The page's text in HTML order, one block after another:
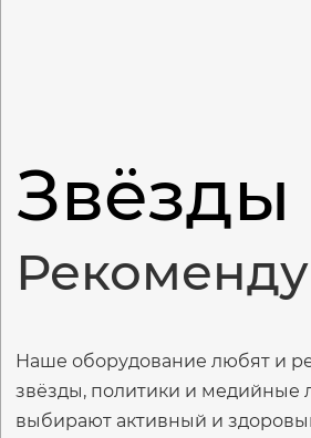
Звёзды
Наше оборудование любят и
звёзды, политики и медийные
выбирают активный и